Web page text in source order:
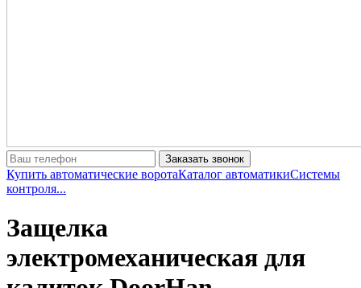
Заказать звонок
Купить автоматические воротаКаталог автоматикиСистемы
контроля...
Защелка
электромеханическая для